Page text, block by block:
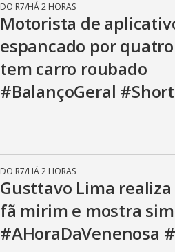
DO R7/HÁ 2 HORAS
Motorista de
espancado por
tem carro roubado
#BalançoGeral
DO R7/HÁ 2 HORAS
Gusttavo Lima
fã mirim e mostra
#AHoraDaVenenosa